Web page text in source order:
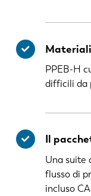
PPEB-H
difficili da
Il
Una suite
flusso di
incluso